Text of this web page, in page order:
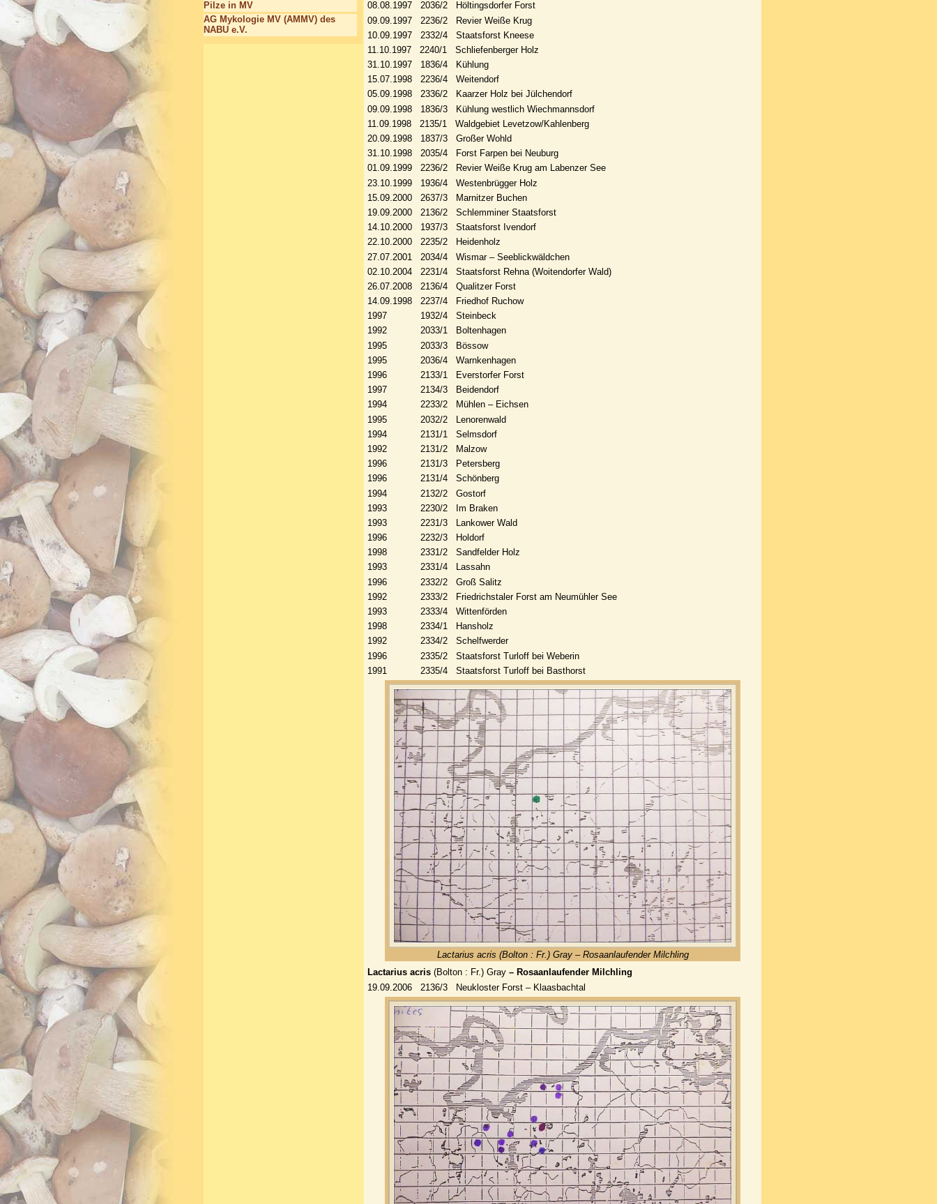
08.08.1997 2036/2 Höltingsdorfer Forst
09.09.1997 2236/2 Revier Weiße Krug
10.09.1997 2332/4 Staatsforst Kneese
11.10.1997 2240/1 Schliefenberger Holz
31.10.1997 1836/4 Kühlung
15.07.1998 2236/4 Weitendorf
05.09.1998 2336/2 Kaarzer Holz bei Jülchendorf
09.09.1998 1836/3 Kühlung westlich Wiechmannsdorf
11.09.1998 2135/1 Waldgebiet Levetzow/Kahlenberg
20.09.1998 1837/3 Großer Wohld
31.10.1998 2035/4 Forst Farpen bei Neuburg
01.09.1999 2236/2 Revier Weiße Krug am Labenzer See
23.10.1999 1936/4 Westenbrügger Holz
15.09.2000 2637/3 Marnitzer Buchen
19.09.2000 2136/2 Schlemminer Staatsforst
14.10.2000 1937/3 Staatsforst Ivendorf
22.10.2000 2235/2 Heidenholz
27.07.2001 2034/4 Wismar – Seeblickwäldchen
02.10.2004 2231/4 Staatsforst Rehna (Woitendorfer Wald)
26.07.2008 2136/4 Qualitzer Forst
14.09.1998 2237/4 Friedhof Ruchow
1997 1932/4 Steinbeck
1992 2033/1 Boltenhagen
1995 2033/3 Bössow
1995 2036/4 Warnkenhagen
1996 2133/1 Everstorfer Forst
1997 2134/3 Beidendorf
1994 2233/2 Mühlen – Eichsen
1995 2032/2 Lenorenwald
1994 2131/1 Selmsdorf
1992 2131/2 Malzow
1996 2131/3 Petersberg
1996 2131/4 Schönberg
1994 2132/2 Gostorf
1993 2230/2 Im Braken
1993 2231/3 Lankower Wald
1996 2232/3 Holdorf
1998 2331/2 Sandfelder Holz
1993 2331/4 Lassahn
1996 2332/2 Groß Salitz
1992 2333/2 Friedrichstaler Forst am Neumühler See
1993 2333/4 Wittenförden
1998 2334/1 Hansholz
1992 2334/2 Schelfwerder
1996 2335/2 Staatsforst Turloff bei Weberin
1991 2335/4 Staatsforst Turloff bei Basthorst
Lactarius acris (Bolton : Fr.) Gray – Rosaanlaufender Milchling
Lactarius acris (Bolton : Fr.) Gray – Rosaanlaufender Milchling
19.09.2006 2136/3 Neukloster Forst – Klaasbachtal
Pilze in MV
AG Mykologie MV (AMMV) des
NABU e.V.